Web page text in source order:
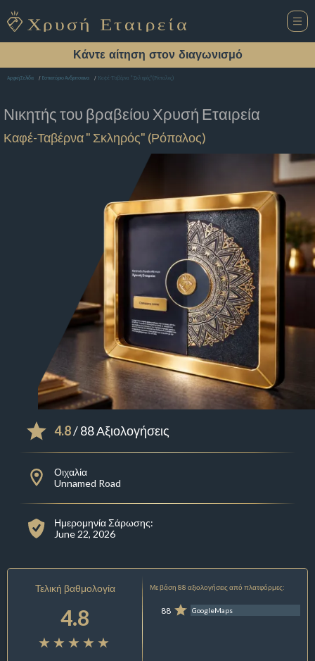
Κάντε αίτηση στον διαγωνισμό
Αρχική Σελίδα Εστιατόριο Ανδριτσαινα Καφέ-Ταβέρνα " Σκληρός" (Ρόπαλος)
Νικητής του βραβείου Χρυσή Εταιρεία
Καφέ-Ταβέρνα " Σκληρός" (Ρόπαλος)
4.8/ 88 Αξιολογήσεις
Οιχαλία
Unnamed Road
Ημερομηνία Σάρωσης:
June 22, 2026
Τελική βαθμολογία
4.8
Με βάση 88 αξιολογήσεις από πλατφόρμες:
88 GoogleMaps